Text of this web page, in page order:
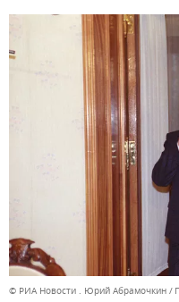
© РИА Новости . Юрий Абрамочкин